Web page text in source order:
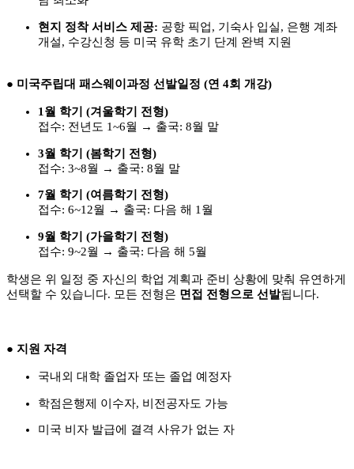
현지 정착 서비스 제공: 공항 픽업, 기숙사 입실, 은행 계좌
개설, 수강신청 등 미국 유학 초기 단계 완벽 지원
● 미국주립대 패스웨이과정 선발일정 (연 4회 개강)
1 월 학기 (겨울학기 전형)
접수: 전년도 1~6월 → 출국: 8월 말
3월 학기 (봄학기 전형)
접수: 3~8월 → 출국: 8월 말
7월 학기 (여름학기 전형)
접수: 6~12월 → 출국: 다음 해 1월
9월 학기 (가을학기 전형)
접수: 9~2월 → 출국: 다음 해 5월
학생은 위 일정 중 자신의 학업 계획과 준비 상황에 맞춰 유연하게
선택할 수 있습니다. 모든 전형은 면접 전형으로 선발됩니다.
● 지원 자격
국내외 대학 졸업자 또는 졸업 예정자
학점은행제 이수자, 비전공자도 가능
미국 비자 발급에 결격 사유가 없는 자